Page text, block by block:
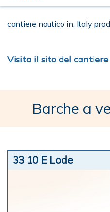
cantiere nautico in, Italy
Visita il sito del cantiere
Barche a
33 10 E Lode